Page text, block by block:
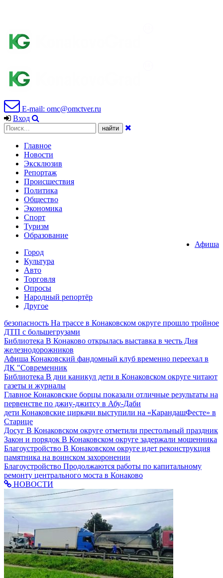
E-mail: omc@omctver.ru
Вход
Главное
Новости
Эксклюзив
Репортаж
Происшествия
Политика
Общество
Экономика
Спорт
Туризм
Образование
Афиша
Город
Культура
Авто
Торговля
Опросы
Народный репортёр
Другое
безопасность На трассе в Конаковском округе прошло тройное
ДТП с большегрузами
Библиотека В Конаково открылась выставка в честь Дня
железнодорожников
Афиша Конаковский фандомный клуб временно переехал в
ДК "Современник
Библиотека В дни каникул дети в Конаковском округе читают
газеты и журналы
Главное Конаковские борцы показали отличные результаты на
первенстве по джиу-джитсу в Абу-Даби
дети Конаковские циркачи выступили на «КарандашФесте» в
Старице
Досуг В Конаковском округе отметили престольный праздник
Закон и порядок В Конаковском округе задержали мошенника
Благоустройство В Конаковском округе идет реконструкция
памятника на воинском захоронении
Благоустройство Продолжаются работы по капитальному
ремонту центрального моста в Конаково
НОВОСТИ